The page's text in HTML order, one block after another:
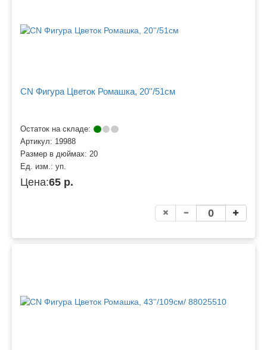
CN Фигура Цветок Ромашка, 20''/51см
Остаток на складе:
Артикул: 19988
Размер в дюймах: 20
Ед. изм.: уп.
Цена:65 р.